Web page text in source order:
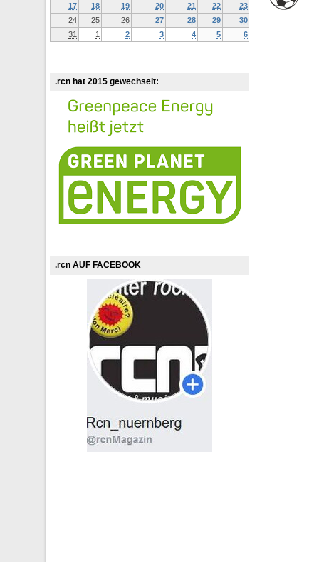
17
18 19 20 21 22
23
24
25 26 27 28 29
30
31
1 2 3 4 5 6
.rcn hat 2015 gewechselt:
.rcn AUF FACEBOOK